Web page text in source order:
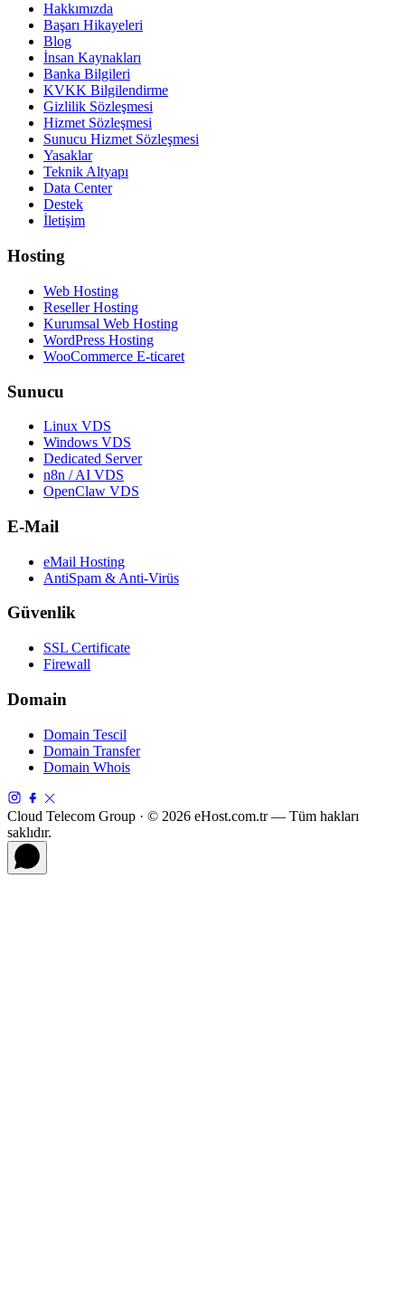
Hakkımızda
Başarı Hikayeleri
Blog
İnsan Kaynakları
Banka Bilgileri
KVKK Bilgilendirme
Gizlilik Sözleşmesi
Hizmet Sözleşmesi
Sunucu Hizmet Sözleşmesi
Yasaklar
Teknik Altyapı
Data Center
Destek
İletişim
Hosting
Web Hosting
Reseller Hosting
Kurumsal Web Hosting
WordPress Hosting
WooCommerce E-ticaret
Sunucu
Linux VDS
Windows VDS
Dedicated Server
n8n / AI VDS
OpenClaw VDS
E-Mail
eMail Hosting
AntiSpam & Anti-Virüs
Güvenlik
SSL Certificate
Firewall
Domain
Domain Tescil
Domain Transfer
Domain Whois
Cloud Telecom Group · © 2026 eHost.com.tr — Tüm hakları
saklıdır.